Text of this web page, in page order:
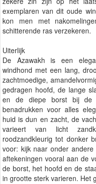
exemplaren van dit oude
kon men met
schitterende ras verzekeren.
Uiterlijk
De Azawakh is een
windhond met een lang,
zachtmoedige,
gedragen hoofd, de lange
en de diepe borst bij de
benadrukken voor alles
huid is dun en zacht, de
varieert van licht
roodzandkleurig tot donker
voor: kijk naar onder
aftekeningen vooral aan de
de borst, het hoofd en de
in grootte sterk varieren. Het